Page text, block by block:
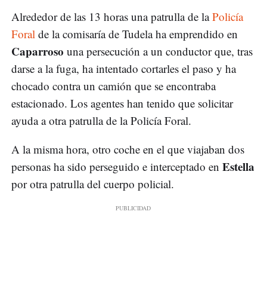
Alrededor de las 13 horas una patrulla de laPolicía
Foral de la comisaría de Tudela ha emprendido en
Caparroso una persecución a un conductor que, tras
darse a la fuga, ha intentado cortarles el paso y ha
chocado contra un camión que se encontraba
estacionado. Los agentes han tenido que solicitar
ayuda a otra patrulla de la Policía Foral.
A la misma hora, otro coche en el que viajaban dos
personas ha sido perseguido e interceptado en Estella
por otra patrulla del cuerpo policial.